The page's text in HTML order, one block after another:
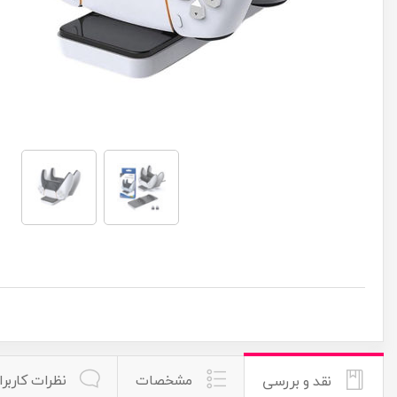
نقد و بررسی مشخصات نظرات